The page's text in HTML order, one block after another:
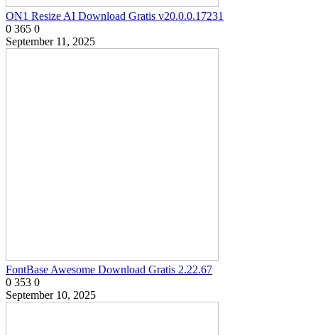
ON1 Resize AI Download Gratis v20.0.0.17231
0 365 0
September 11, 2025
FontBase Awesome Download Gratis 2.22.67
0 353 0
September 10, 2025